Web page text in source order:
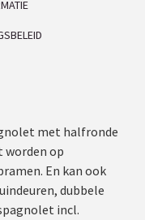
met halfronde
worden op
En kan ook
dubbele
incl.